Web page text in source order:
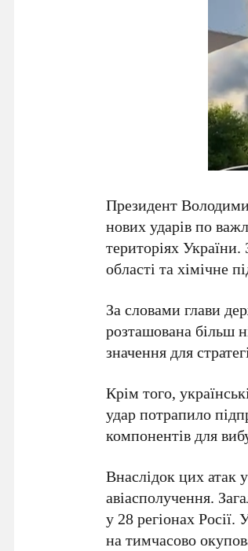
Президент
нових ударів по
територіях
області та хімічне
За словами глави
розташована більш
значення для
Крім того,
удар потрапило
компонентів для
Внаслідок цих атак
авіасполучення.
у28 регіонахРосії.
на тимчасово